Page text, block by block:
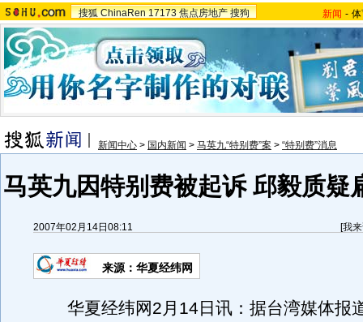
搜狐 ChinaRen 17173 焦点房地产 搜狗 新闻 -
新闻中心 > 国内新闻 > 马英九“特别费”案 > “特别费”消息
马英九因特别费被起诉 邱毅质疑
2007年02月14日08:11 [我
来源：华夏经纬网
华夏经纬网2月14日讯：据台湾媒体报